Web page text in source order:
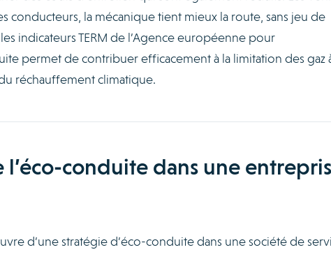
conducteurs, la mécanique tient mieux la route, sans jeu de
indicateurs TERM de l’Agence européenne pour
permet de contribuer efficacement à la limitation des gaz
réchauffement climatique.
l’éco-conduite dans une
d’une stratégie d’éco-conduite dans une société de